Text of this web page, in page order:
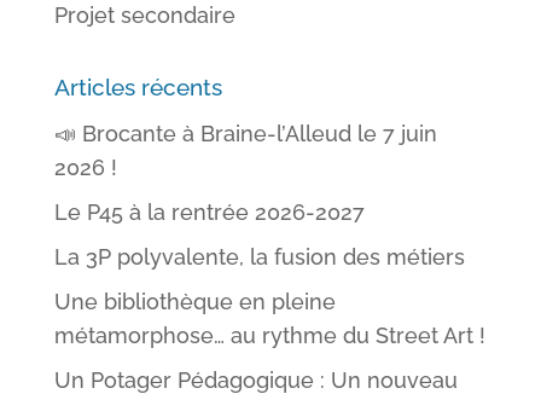
Projet secondaire
Articles récents
📣 Brocante à Braine-l’Alleud le 7 juin
2026 !
Le P45 à la rentrée 2026-2027
La 3P polyvalente, la fusion des métiers
Une bibliothèque en pleine
métamorphose… au rythme du Street Art !
Un Potager Pédagogique : Un nouveau